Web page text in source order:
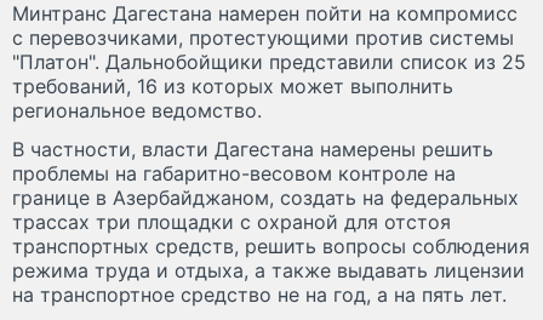
Минтранс Дагестана намерен пойти на компромисс
с перевозчиками, протестующими против системы
"Платон". Дальнобойщики представили список из 25
требований, 16 из которых может выполнить
региональное ведомство.
В частности, власти Дагестана намерены решить
проблемы на габаритно-весовом контроле на
границе в Азербайджаном, создать на федеральных
трассах три площадки с охраной для отстоя
транспортных средств, решить вопросы соблюдения
режима труда и отдыха, а также выдавать лицензии
на транспортное средство не на год, а на пять лет.